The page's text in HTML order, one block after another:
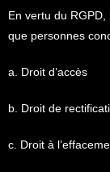
En vertu du
que personnes
a. Droit d’accès
b. Droit de
c. Droit à